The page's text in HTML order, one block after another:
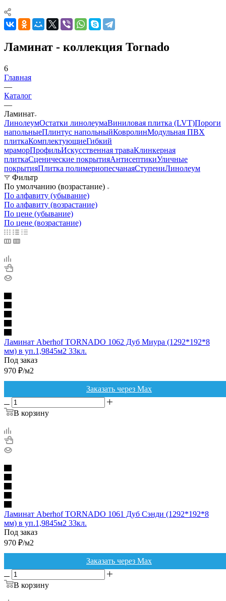
Ламинат - коллекция Tornado
6
Главная
—
Каталог
—
Ламинат
ЛинолеумОстатки линолеумаВиниловая плитка (LVT)Пороги
напольныеПлинтус напольныйКовролинМодульная ПВХ
плиткаКомплектующиеГибкий
мраморПрофильИскусственная траваКлинкерная
плиткаСценические покрытияАнтисептикиУличные
покрытияПлитка полимернопесчанаяСтупениЛинолеум
Фильтр
По умолчанию (возрастание)
По алфавиту (убывание)
По алфавиту (возрастание)
По цене (убывание)
По цене (возрастание)
Ламинат Aberhof TORNADO 1062 Дуб Миура (1292*192*8
мм) в уп.1,9845м2 33кл.
Под заказ
970 ₽/м2
Заказать через Max
В корзину
Ламинат Aberhof TORNADO 1061 Дуб Сэнди (1292*192*8
мм) в уп.1,9845м2 33кл.
Под заказ
970 ₽/м2
Заказать через Max
В корзину